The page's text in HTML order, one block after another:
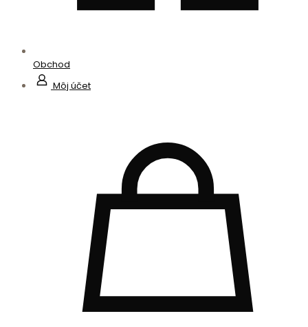
Obchod
Môj účet